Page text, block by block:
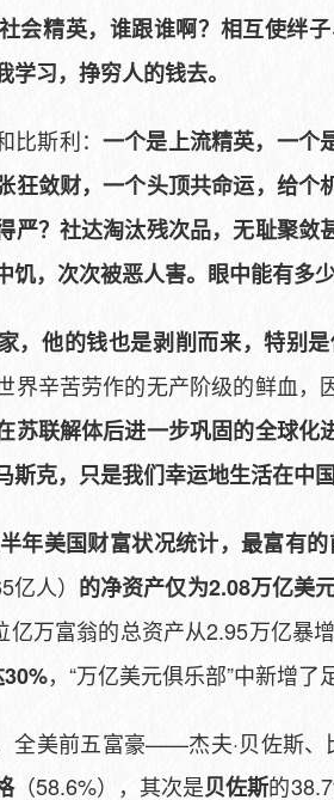
会精英，谁跟谁啊？相互使绊
习，挣穷人的钱去。
比斯利：一个是上流精英，一个
狂敛财，一个头顶共命运，给
严？社达淘汰残次品，无耻聚
饥，次次被恶人害。眼中能有多
，他的钱也是剥削而来，特别
界辛苦劳作的无产阶级的鲜血，
苏联解体后进一步巩固的全球
斯克，只是我们幸运地生活在中
年美国财富状况统计，最富有
亿人） 的净资产仅为2.08万亿美
万富翁的总资产从2.95万亿暴增
，“万亿美元俱乐部”中新增了
全美前五富豪——杰夫·贝佐斯、
（58.6%），其次是贝佐斯的